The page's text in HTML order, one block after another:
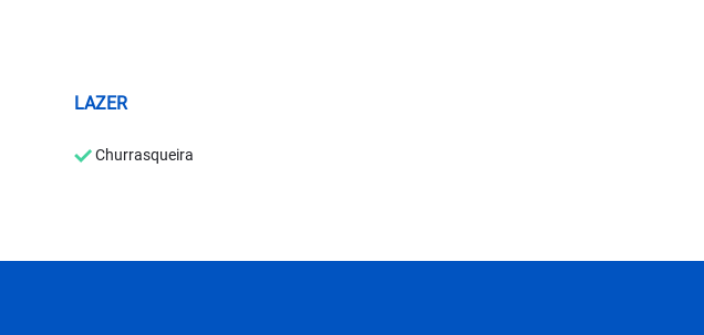
LAZER
Churrasqueira